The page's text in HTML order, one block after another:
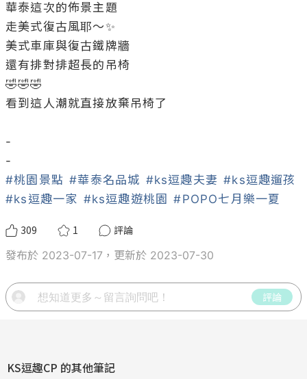
華泰這次的佈景主題
走美式復古風耶～✨
美式車庫與復古鐵牌牆
還有排對排超長的吊椅
🤣🤣🤣
看到這人潮就直接放棄吊椅了
-
#桃園景點 #華泰名品城 #ks逗趣夫妻 #ks逗趣遛孩
#ks逗趣一家 #ks逗趣遊桃園 #POPO七月樂一夏
309 1
評論
發布於 2023-07-17，更新於 2023-07-30
評論
KS逗趣CP 的其他筆記